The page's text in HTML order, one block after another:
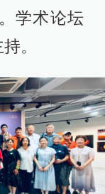
学术论坛
。